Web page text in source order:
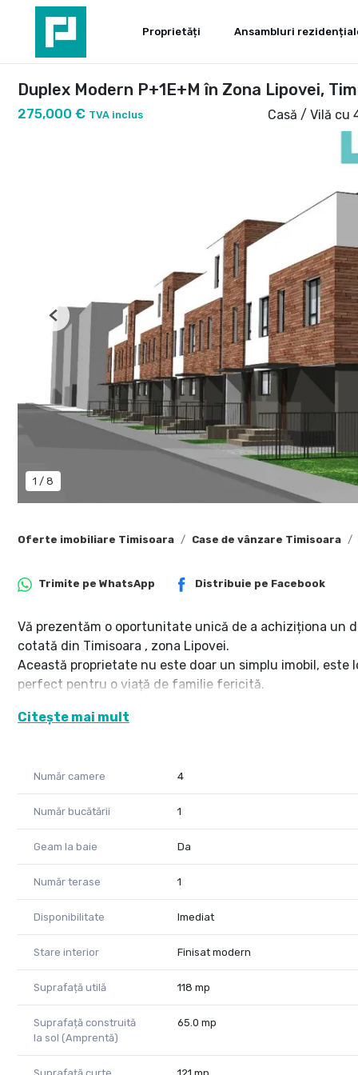
Proprietăți Ansambluri
Duplex Modern P+1E+M în Zona Lipovei,
275,000 € TVA inclus Casă / Vilă cu
1 / 8
Previous
Oferte imobiliare Timisoara Case de vânzare Timisoara
Trimite pe WhatsApp Distribuie pe Facebook
Vă prezentăm o oportunitate unică de a achiziționa un
cotată din Timisoara , zona Lipovei.
Această proprietate nu este doar un simplu imobil,
perfect pentru o viață de familie fericită.
Într-o lume în continuă agitație, acest duplex vă oferă
Suprafață utilă: 118 mp
hol de acces
bucătărie
cameră de zi spațioasă
bucătărie modernă
terasă
ETAJ 1:
3 dormitoare
hol de acces
Citește mai mult
Număr camere 4
Număr bucătării 1
Geam la baie Da
Număr terase 1
Disponibilitate Imediat
Stare interior Finisat modern
Suprafață utilă 118 mp
Suprafață construită
la sol (Amprentă)
65.0 mp